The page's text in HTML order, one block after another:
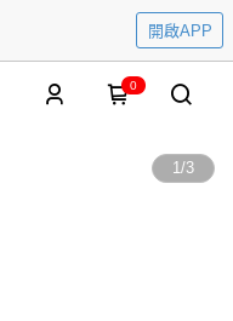
開啟APP
0
1/3